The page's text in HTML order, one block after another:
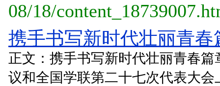
08/18/
携手书写新时代壮丽青
正文：携手书写新时代壮丽青春
议和全国学联第二十七次代表大会